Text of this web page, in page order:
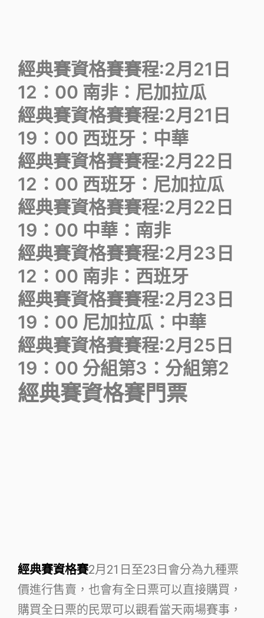
經典賽資格賽賽程:2月21日
12：00 南非：尼加拉瓜
經典賽資格賽賽程:2月21日
19：00 西班牙：中華
經典賽資格賽賽程:2月22日
12：00 西班牙：尼加拉瓜
經典賽資格賽賽程:2月22日
19：00 中華：南非
經典賽資格賽賽程:2月23日
12：00 南非：西班牙
經典賽資格賽賽程:2月23日
19：00 尼加拉瓜：中華
經典賽資格賽賽程:2月25日
19：00 分組第3：分組第2
經典賽資格賽門票
經典賽資格賽2月21日至23日會分為九種票
價進行售賣，也會有全日票可以直接購買，
購買全日票的民眾可以觀看當天兩場賽事，